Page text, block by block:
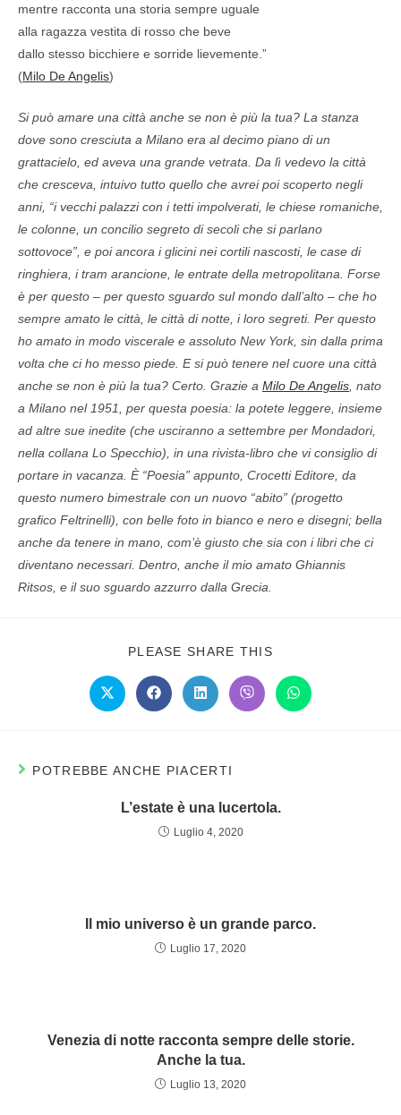
mentre racconta una storia sempre uguale
alla ragazza vestita di rosso che beve
dallo stesso bicchiere e sorride lievemente.”
(Milo De Angelis)
Si può amare una città anche se non è più la tua? La stanza
dove sono cresciuta a Milano era al decimo piano di un
grattacielo, ed aveva una grande vetrata. Da lì vedevo la città
che cresceva, intuivo tutto quello che avrei poi scoperto negli
anni, “i vecchi palazzi con i tetti impolverati, le chiese romaniche,
le colonne, un concilio segreto di secoli che si parlano
sottovoce”, e poi ancora i glicini nei cortili nascosti, le case di
ringhiera, i tram arancione, le entrate della metropolitana. Forse
è per questo – per questo sguardo sul mondo dall’alto – che ho
sempre amato le città, le città di notte, i loro segreti. Per questo
ho amato in modo viscerale e assoluto New York, sin dalla prima
volta che ci ho messo piede. E si può tenere nel cuore una città
anche se non è più la tua? Certo. Grazie a Milo De Angelis , nato
a Milano nel 1951, per questa poesia: la potete leggere, insieme
ad altre sue inedite (che usciranno a settembre per Mondadori,
nella collana Lo Specchio), in una rivista-libro che vi consiglio di
portare in vacanza. È “Poesia” appunto, Crocetti Editore, da
questo numero bimestrale con un nuovo “abito” (progetto
grafico Feltrinelli), con belle foto in bianco e nero e disegni; bella
anche da tenere in mano, com’è giusto che sia con i libri che ci
diventano necessari. Dentro, anche il mio amato Ghiannis
Ritsos, e il suo sguardo azzurro dalla Grecia.
PLEASE SHARE THIS
POTREBBE ANCHE PIACERTI
L’estate è una lucertola.
Luglio 4, 2020
Il mio universo è un grande parco.
Luglio 17, 2020
Venezia di notte racconta sempre delle storie.
Anche la tua.
Luglio 13, 2020